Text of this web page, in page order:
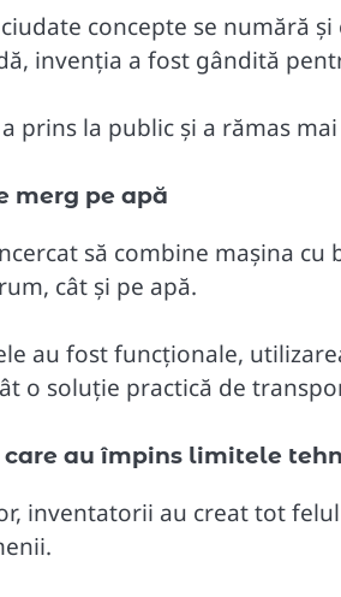
concepte se numără
invenția a fost gândită
prins la public și a rămas
merg pe apă
să combine mașina
cât și pe apă.
au fost funcționale,
o soluție practică de
au împins limitele
inventatorii au creat tot